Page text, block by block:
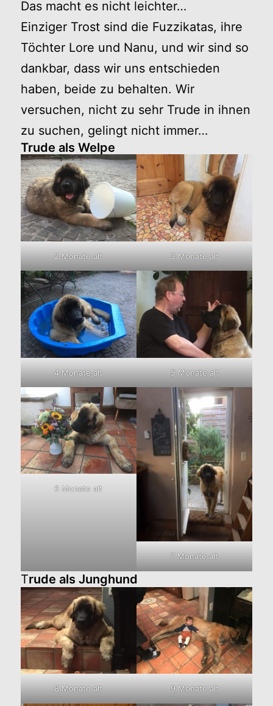
Das macht es nicht leichter…
Einziger Trost sind die Fuzzikatas, ihre
Töchter Lore und Nanu, und wir sind so
dankbar, dass wir uns entschieden
haben, beide zu behalten. Wir
versuchen, nicht zu sehr Trude in ihnen
zu suchen, gelingt nicht immer…
Trude als Welpe
2 Monate alt 3 Monate alt
4 Monate alt 5 Monate alt
6 Monate alt
7 Monate alt
Trude als Junghund
8 Monate alt 9 Monate alt